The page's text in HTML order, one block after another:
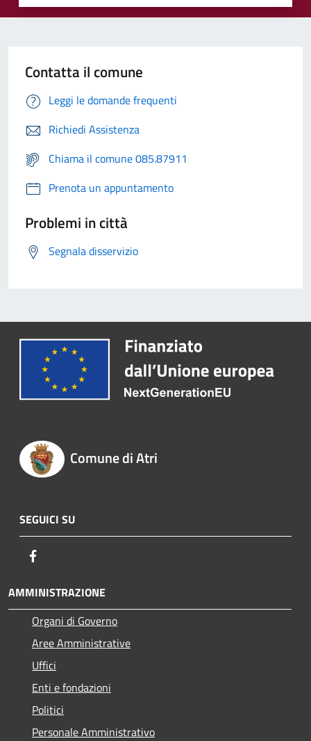
Contatta il comune
Leggi le domande frequenti
Richiedi Assistenza
Chiama il comune 085.87911
Prenota un appuntamento
Problemi in città
Segnala disservizio
Comune di Atri
SEGUICI SU
AMMINISTRAZIONE
Organi di Governo
Aree Amministrative
Uffici
Enti e fondazioni
Politici
Personale Amministrativo